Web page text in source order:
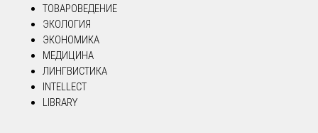
ТОВАРОВЕДЕНИЕ
ЭКОЛОГИЯ
ЭКОНОМИКА
МЕДИЦИНА
ЛИНГВИСТИКА
INTELLECT
LIBRARY